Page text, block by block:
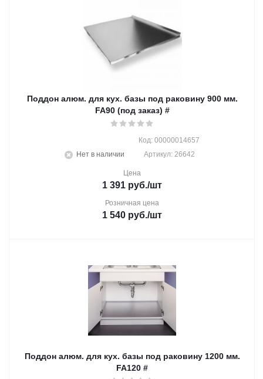
Поддон алюм. для кух. базы под раковину 900 мм.
FA90 (под заказ) #
Нет в наличии
Код: 00000014657
Артикул: 26642
Цена
1 391 руб./шт
Розничная цена
1 540 руб./шт
Поддон алюм. для кух. базы под раковину 1200 мм.
FA120 #